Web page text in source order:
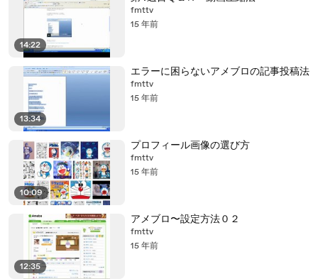
14:22
fmttv
15 年前
13:34
エラーに困らないアメブロの記事投稿法
fmttv
15 年前
10:09
プロフィール画像の選び方
fmttv
15 年前
12:35
アメブロ〜設定方法０２
fmttv
15 年前